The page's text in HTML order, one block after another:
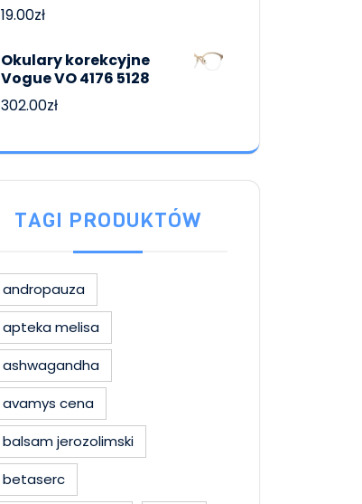
19.00zł
Okulary korekcyjne
Vogue VO 4176 5128
302.00zł
TAGI PRODUKTÓW
andropauza
apteka melisa
ashwagandha
avamys cena
balsam jerozolimski
betaserc